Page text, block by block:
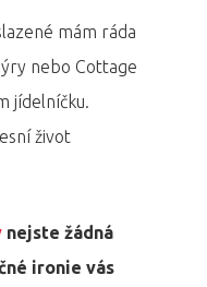
mám ráda
nebo Cottage
jídelníčku.
život
nejste žádná
ironie vás